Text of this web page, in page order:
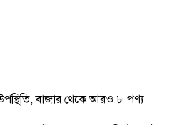
বাজার থেকে আরও ৮ পণ্য